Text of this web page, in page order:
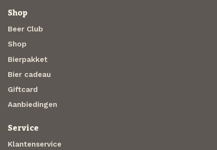
Shop
Beer Club
Shop
Bierpakket
Bier cadeau
Giftcard
Aanbiedingen
Service
Klantenservice